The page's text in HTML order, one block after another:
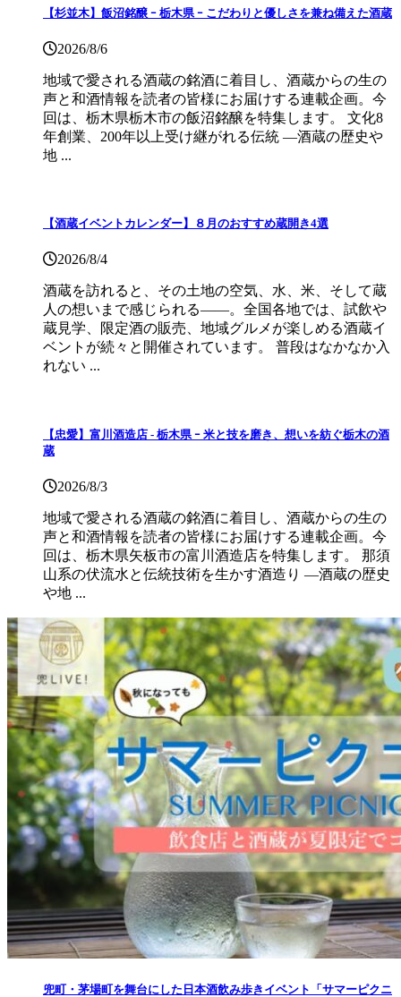
【杉並木】飯沼銘醸 ｰ 栃木県 ｰ こだわりと優しさを兼ね備えた酒蔵
2026/8/6
地域で愛される酒蔵の銘酒に着目し、酒蔵からの生の
声と和酒情報を読者の皆様にお届けする連載企画。今
回は、栃木県栃木市の飯沼銘醸を特集します。 文化8
年創業、200年以上受け継がれる伝統 ―酒蔵の歴史や
地 ...
【酒蔵イベントカレンダー】８月のおすすめ蔵開き4選
2026/8/4
酒蔵を訪れると、その土地の空気、水、米、そして蔵
人の想いまで感じられる——。全国各地では、試飲や
蔵見学、限定酒の販売、地域グルメが楽しめる酒蔵イ
ベントが続々と開催されています。 普段はなかなか入
れない ...
【忠愛】富川酒造店 ‐ 栃木県 ｰ 米と技を磨き、想いを紡ぐ栃木の酒
蔵
2026/8/3
地域で愛される酒蔵の銘酒に着目し、酒蔵からの生の
声と和酒情報を読者の皆様にお届けする連載企画。今
回は、栃木県矢板市の富川酒造店を特集します。 那須
山系の伏流水と伝統技術を生かす酒造り ―酒蔵の歴史
や地 ...
兜町・茅場町を舞台にした日本酒飲み歩きイベント「サマーピクニ